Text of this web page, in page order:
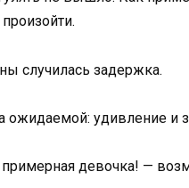
случилась задержка.
ожидаемой: удивление и
девочка! —